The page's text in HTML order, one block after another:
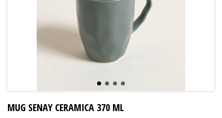
MUG SENAY CERAMICA 370 ML